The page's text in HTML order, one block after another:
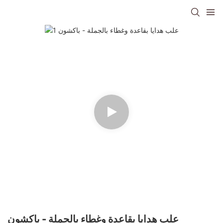
علب هدايا بقاعدة وغطاء بالجملة - باكشون